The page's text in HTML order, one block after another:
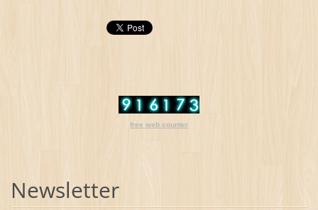
free web counter
Newsletter